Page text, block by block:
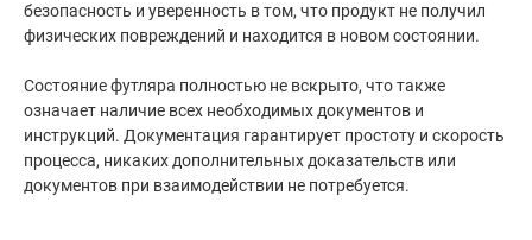
безопасность и уверенность в том, что продукт не получил
физических повреждений и находится в новом состоянии.
Состояние футляра полностью не вскрыто, что также
означает наличие всех необходимых документов и
инструкций. Документация гарантирует простоту и скорость
процесса, никаких дополнительных доказательств или
документов при взаимодействии не потребуется.